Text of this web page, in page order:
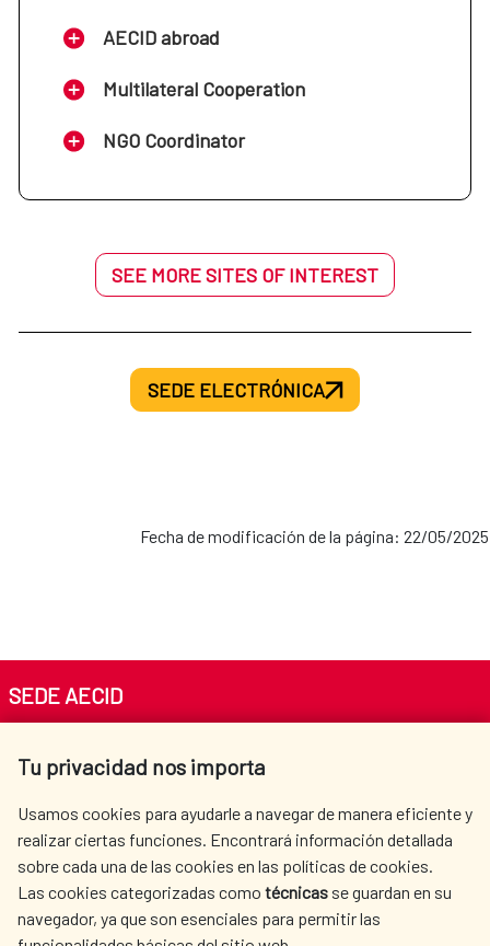
AECID abroad
Multilateral Cooperation
NGO Coordinator
SEE MORE SITES OF INTEREST
SEDE ELECTRÓNICA
Fecha de modificación de la página: 22/05/2025
Tu privacidad nos importa
Usamos cookies para ayudarle a navegar de manera eficiente y
realizar ciertas funciones. Encontrará información detallada
sobre cada una de las cookies en las políticas de cookies.
Las cookies categorizadas como técnicas se guardan en su
navegador, ya que son esenciales para permitir las
SEDE AECID
Tel. +34 900 20 30 54​​​​​​​
AECID
WHERE DO WE COOPERATE?
SPANISH HUMANITARIAN
ACTION
PRESS ROOM